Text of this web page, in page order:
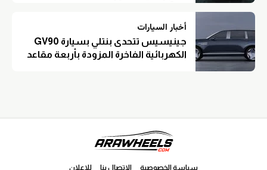
أخبار السيارات
جينيسيس تتحدى بنتلي بسيارة GV90
الكهربائية الفاخرة المزودة بأربعة مقاعد
سياسة الخصوصية الاتصال بنا للإعلان